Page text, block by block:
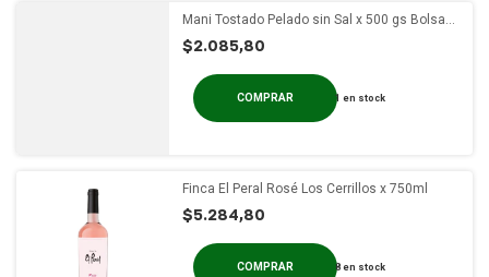
Mani Tostado Pelado sin Sal x 500 gs Bolsa
$2.085,80
1 en stock
Finca El Peral Rosé Los Cerrillos x 750ml
$5.284,80
8 en stock